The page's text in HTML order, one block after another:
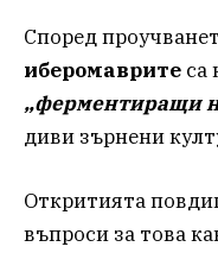
Според
иберомаврите са
„ферментиращи
диви зърнени
Откритията
въпроси за това